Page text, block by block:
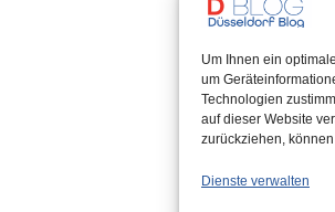
Um Ihnen ein
um
Technologien
auf dieser Website
zurückziehen,
Dienste verwalten